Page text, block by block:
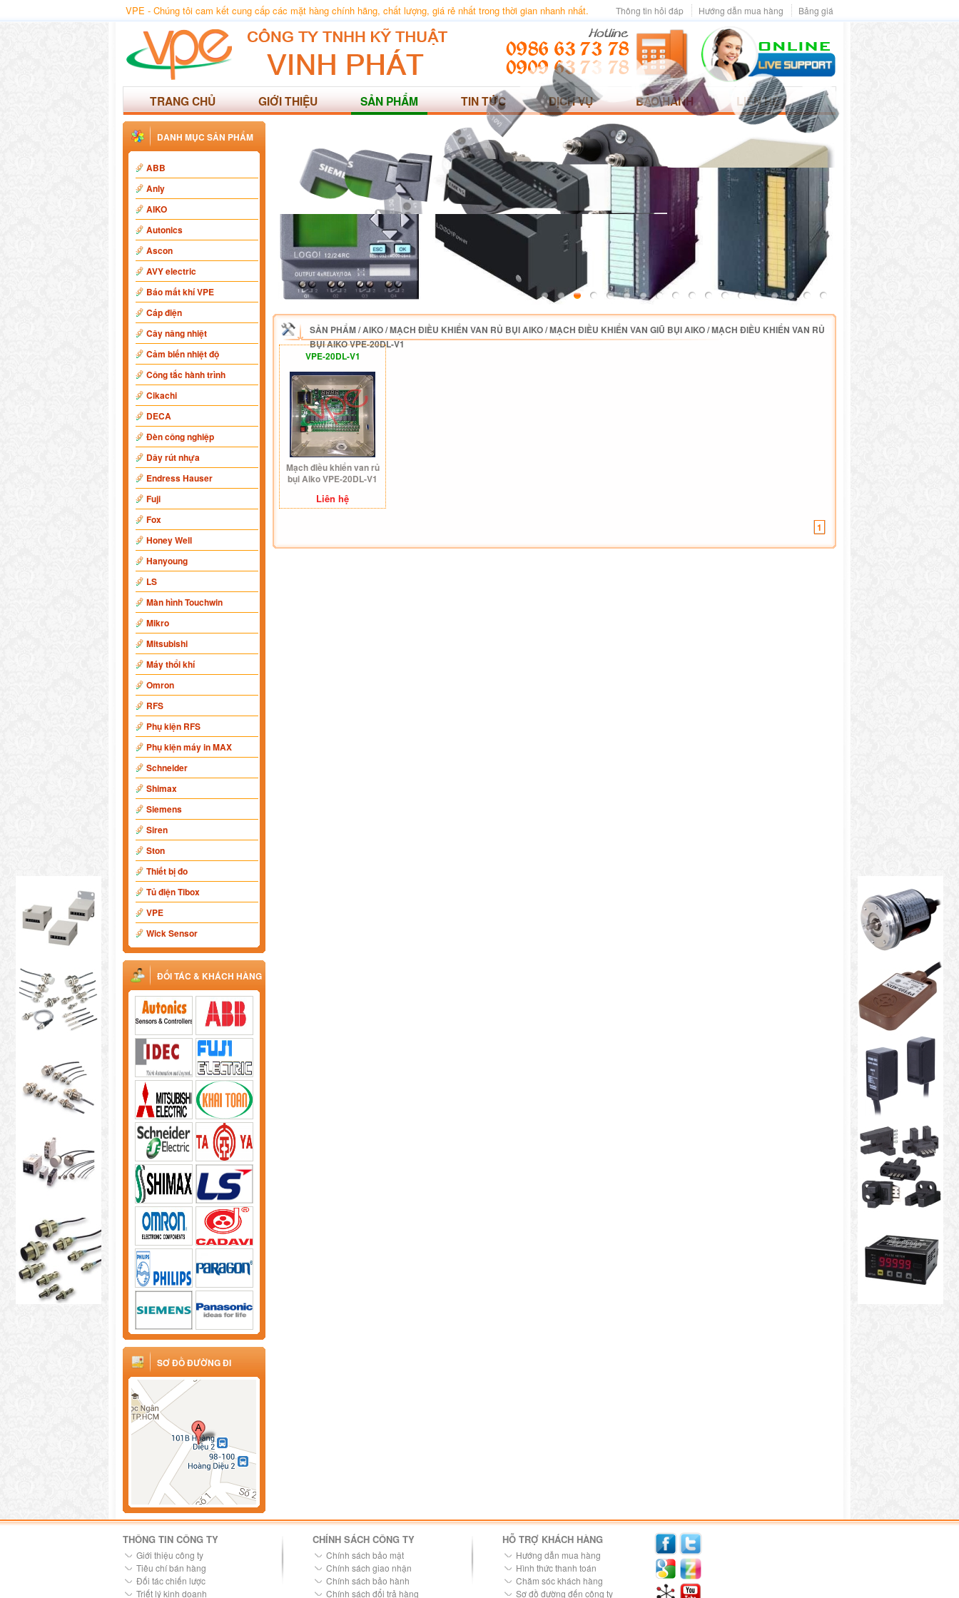
VPE - Chúng tôi cam kết cung cấp các mặt hàng chính hãng, chất lượng, giá rẻ nhất trong thời gian nhanh nhất. Bảng giá
Hướng dẫn mua hàng
Thông tin hỏi đáp
TRANG CHỦ GIỚI THIỆU SẢN PHẨM TIN TỨC DỊCH VỤ BẢO HÀNH LIÊN HỆ
DANH MỤC SẢN PHẨM
ABB
Anly
AIKO
Autonics
Ascon
AVY electric
Báo mất khí VPE
Cáp điện
Cây nâng nhiệt
Cảm biến nhiệt độ
Công tắc hành trình
Cikachi
DECA
Đèn công nghiệp
Dây rút nhựa
Endress Hauser
Fuji
Fox
Honey Well
Hanyoung
LS
Màn hình Touchwin
Mikro
Mitsubishi
Máy thổi khí
Omron
RFS
Phụ kiện RFS
Phụ kiện máy in MAX
Schneider
Shimax
Siemens
Siren
Ston
Thiết bị đo
Tủ điện Tibox
VPE
Wick Sensor
ĐỐI TÁC & KHÁCH HÀNG
SƠ ĐỒ ĐƯỜNG ĐI
SẢN PHẨM/AIKO/MẠCH ĐIỀU KHIỂN VAN RỦ BỤI AIKO/MẠCH ĐIỀU KHIỂN VAN GIŨ BỤI AIKO/MẠCH ĐIỀU KHIỂN VAN RỦ
BỤI AIKO VPE-20DL-V1
VPE-20DL-V1
Mạch điều khiển van rủ
bụi Aiko VPE-20DL-V1
Liên hệ
1
THÔNG TIN CÔNG TY
Giới thiệu công ty
Tiêu chí bán hàng
Đối tác chiến lược
Triết lý kinh doanh
CHÍNH SÁCH CÔNG TY
Chính sách bảo mật
Chính sách giao nhận
Chính sách bảo hành
Chính sách đổi trả hàng
HỖ TRỢ KHÁCH HÀNG
Hướng dẫn mua hàng
Hình thức thanh toán
Chăm sóc khách hàng
Sơ đồ đường đến công ty